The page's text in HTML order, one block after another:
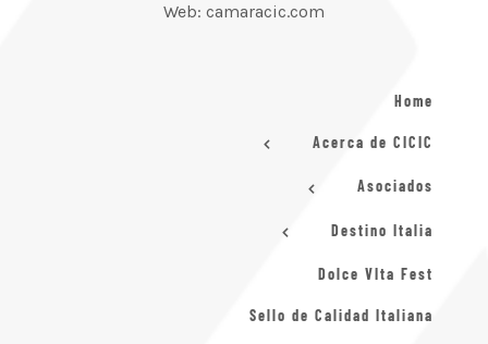
Web: camaracic.com
Home
Acerca de CICIC
Asociados
Destino Italia
Dolce VIta Fest
Sello de Calidad Italiana